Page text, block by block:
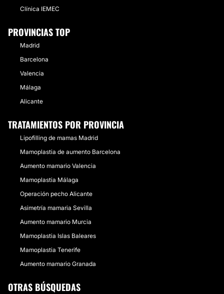
Clínica IEMEC
PROVINCIAS TOP
Madrid
Barcelona
Valencia
Málaga
Alicante
TRATAMIENTOS POR PROVINCIA
Lipofilling de mamas Madrid
Mamoplastia de aumento Barcelona
Aumento mamario Valencia
Mamoplastia Málaga
Operación pecho Alicante
Asimetría mamaria Sevilla
Aumento mamario Murcia
Mamoplastia Islas Baleares
Mamoplastia Tenerife
Aumento mamario Granada
OTRAS BÚSQUEDAS